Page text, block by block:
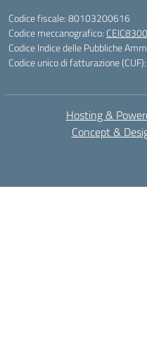
Codice fiscale: 80103200616
Codice meccanografico:
Codice Indice delle Pubbliche
Codice unico di fatturazione
Hosting &
Concept &